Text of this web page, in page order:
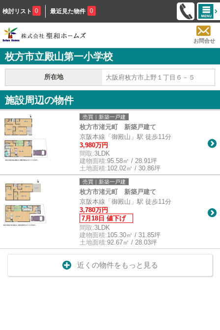
検討リスト 0 最近見た物件 0
お問合せ
枚方市立殿山第一小学校
所在地 大阪府枚方市上野１丁目６－５
施設周辺の物件
売買｜新築一戸建
枚方市渚元町 新築戸建て
京阪本線「御殿山」駅 徒歩11分
3,980万円
間取:3LDK
建物面積:95.58㎡ / 28.91坪
土地面積:102.02㎡ / 30.86坪
売買｜新築一戸建
枚方市渚元町 新築戸建て
京阪本線「御殿山」駅 徒歩11分
3,780万円
7月18日 値下げ
間取:3LDK
建物面積:105.30㎡ / 31.85坪
土地面積:92.67㎡ / 28.03坪
近くの物件をもっと見る